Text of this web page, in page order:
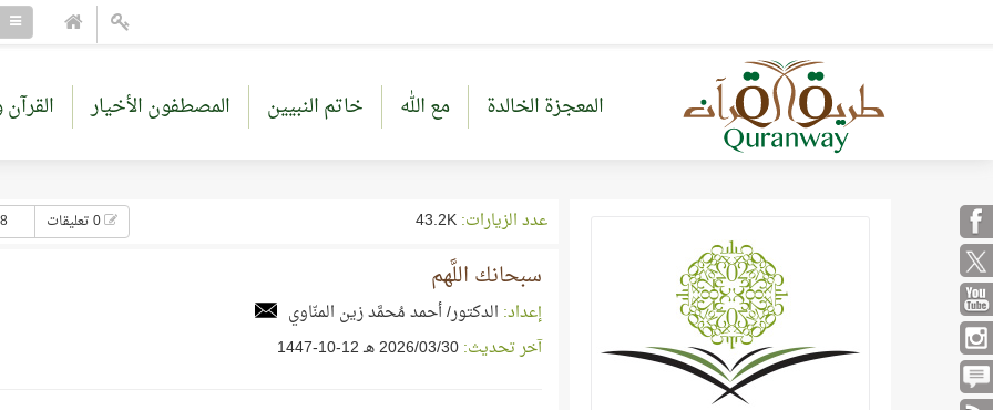
المعجزة الخالدة مع الله خاتم النبيين المصطفون الأخيار
عدد الزيارات: 18
سبحانك اللَّهم
إعداد: الدكتور/ أحمد مُحمَّد زين المنّاوي
آخر تحديث:30‏/03‏/2026 هـ 12-10-1447